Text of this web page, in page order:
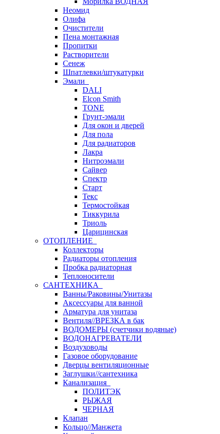
Неомид
Олифа
Очистители
Пена монтажная
Пропитки
Растворители
Сенеж
Шпатлевки/штукатурки
Эмали
DALI
Elcon Smith
TONE
Грунт-эмали
Для окон и дверей
Для пола
Для радиаторов
Лакра
Нитроэмали
Сайвер
Спектр
Старт
Текс
Термостойкая
Тиккурила
Триоль
Царицинская
ОТОПЛЕНИЕ
Коллекторы
Радиаторы отопления
Пробка радиаторная
Теплоносители
САНТЕХНИКА
Ванны/Раковины/Унитазы
Аксессуары для ванной
Арматура для унитаза
Вентиля//ВРЕЗКА в бак
ВОДОМЕРЫ (счетчики водяные)
ВОДОНАГРЕВАТЕЛИ
Воздуховоды
Газовое оборудование
Дверцы вентиляционные
Заглушки//сантехника
Канализация
ПОЛИТЭК
РЫЖАЯ
ЧЕРНАЯ
Клапан
Кольцо//Манжета